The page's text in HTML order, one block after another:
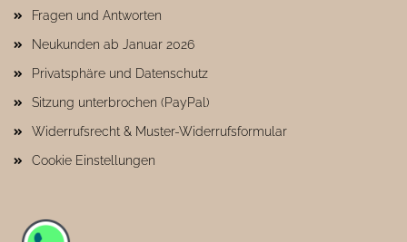
Fragen und Antworten
Neukunden ab Januar 2026
Privatsphäre und Datenschutz
Sitzung unterbrochen (PayPal)
Widerrufsrecht & Muster-Widerrufsformular
Cookie Einstellungen